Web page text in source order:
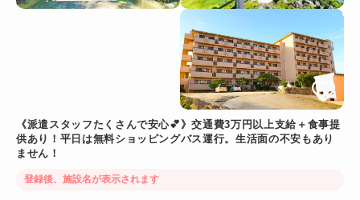
《派遣スタッフたくさんで安心💕》交通費3万円以上支給＋食事提
供あり！平日は無料ショッピングバス運行。生活面の不安もあり
ません！
登録後、施設名が表示されます